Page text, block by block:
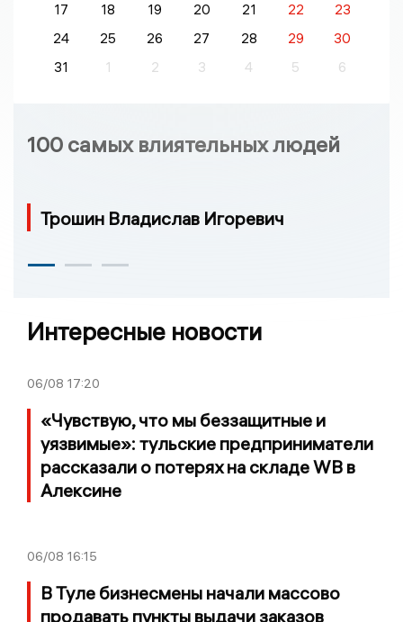
17
18 19 20 21 22
23
24
25 26 27 28 29
30
31
1 2 3 4 5 6
100 самых влиятельных людей
Трошин Владислав Игоревич
Интересные новости
06/08 17:20
«Чувствую, что мы беззащитные и
уязвимые»: тульские предприниматели
рассказали о потерях на складе WB в
Алексине
06/08 16:15
В Туле бизнесмены начали массово
продавать пункты выдачи заказов